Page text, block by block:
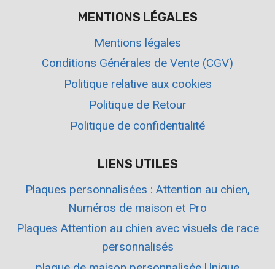
MENTIONS LÉGALES
Mentions légales
Conditions Générales de Vente (CGV)
Politique relative aux cookies
Politique de Retour
Politique de confidentialité
LIENS UTILES
Plaques personnalisées : Attention au chien,
Numéros de maison et Pro
Plaques Attention au chien avec visuels de race
personnalisés